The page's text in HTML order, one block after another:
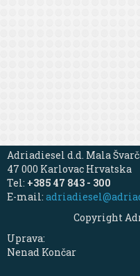
Adriadiesel d.d. Mala
47 000 Karlovac Hrvatska
Tel: +385 47 843 - 300
E-mail:
Copyright
Uprava:
Nenad Končar